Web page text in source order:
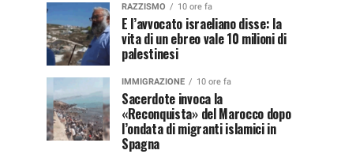
RAZZISMO 10 ore fa
E l’avvocato israeliano disse: la
vita di un ebreo vale 10 milioni di
palestinesi
IMMIGRAZIONE 10 ore fa
Sacerdote invoca la
«Reconquista» del Marocco dopo
l’ondata di migranti islamici in
Spagna